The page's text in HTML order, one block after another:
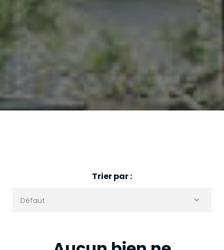
Trier par :
Défaut